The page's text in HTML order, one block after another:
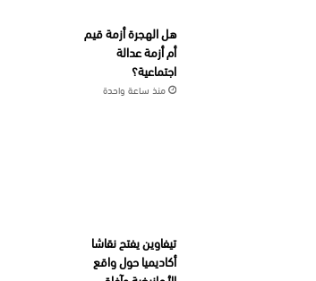
هل الهجرة أزمة قيم
أم أزمة عدالة
اجتماعية؟
منذ ساعة واحدة
تيفاوين يفتح نقاشا
أكاديميا حول واقع